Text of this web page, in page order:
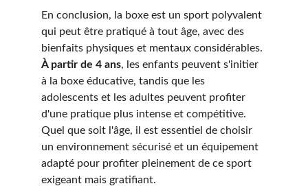
En conclusion, la boxe est un sport polyvalent
qui peut être pratiqué à tout âge, avec des
bienfaits physiques et mentaux considérables.
À partir de 4 ans, les enfants peuvent s'initier
à la boxe éducative, tandis que les
adolescents et les adultes peuvent profiter
d'une pratique plus intense et compétitive.
Quel que soit l'âge, il est essentiel de choisir
un environnement sécurisé et un équipement
adapté pour profiter pleinement de ce sport
exigeant mais gratifiant.